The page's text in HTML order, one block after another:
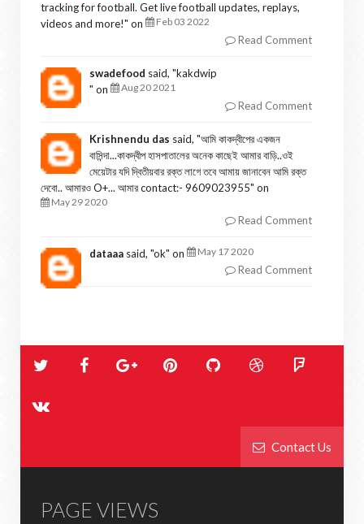
tracking for football. Get live football updates, replays,
videos and more!" on Feb 03 2022
Read Comment
swadefood said, "kakdwip
" on
Aug 20 2021
Read Comment
Krishnendu das said, "আমি কাকদ্বীপের একজন
বাসিন্দা...কাকদ্বীপ হাসপাতালের অনেক কাছেই আমার বাড়ি..ওই
মেয়েটার যদি দ্বিতীয়বার রক্ত লাগে তবে আমায় জানাবেন আমি রক্ত
দেবো.. আমারও O+... আমার contact:- 9609023955" on
May 29 2020
Read Comment
dataaa said, "ok" on May 17 2020
Read Comment
Contact Us
PAGE VIEWS